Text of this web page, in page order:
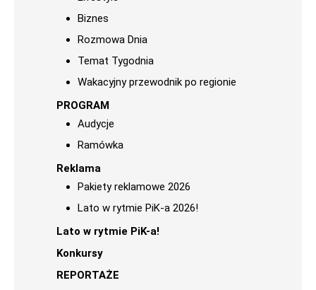
Biznes
Rozmowa Dnia
Temat Tygodnia
Wakacyjny przewodnik po regionie
PROGRAM
Audycje
Ramówka
Reklama
Pakiety reklamowe 2026
Lato w rytmie PiK-a 2026!
Lato w rytmie PiK-a!
Konkursy
REPORTAŻE